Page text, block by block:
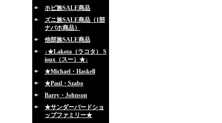
ホピ族SALE商品
ズニ族SALE商品（1部
ナバホ商品）
他部族SALE商品
↓★Lakota（ラコタ） S
ioux（スー）★↓
★Michael・Haskell
★Paul・Szabo
Barry・Johnson
★サンダーバードショ
ップファミリー★